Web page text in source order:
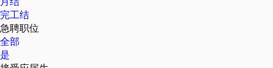
完工结
急聘职位
全部
是